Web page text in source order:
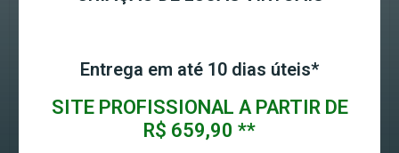
Entrega em até 10 dias úteis*
SITE PROFISSIONAL A PARTIR DE
R$ 659,90 **